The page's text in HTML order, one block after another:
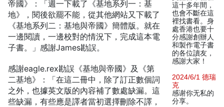
帝國》：「週一下載了《基地系列一：基
地》，閱後欲罷不能，從其他網站又下載了
《基地系列二：基地與帝國》簡體版。就在
一邊閱讀，一邊校對的情況下，完成這本電
子書。」感謝James勘誤。
感謝eagle.rex勘誤《基地與帝國》及《第
二基地》：「在這二冊中，除了訂正數個詞
之外，也據英文版的內容補了數處缺漏。這
些缺漏，有些應是譯者當初選擇刪除不譯，
這十多年間，
也會不斷在這
裡找書看。身
處香港也要十
分感謝創辦人
和製作電子書
的各位讀友，
感謝大家！
2024/6/1 德瑞
克
感谢你无私的
分享。